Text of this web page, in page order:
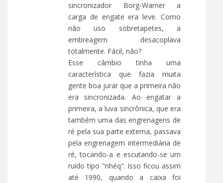
sincronizador Borg-Warner a
carga de engate era leve. Como
não uso sobretapetes, a
embreagem desacoplava
totalmente. Fácil, não?
Esse câmbio tinha uma
característica que fazia muita
gente boa jurar que a primeira não
era sincronizada. Ao engatar a
primeira, a luva sincrônica, que era
também uma das engrenagens de
ré pela sua parte externa, passava
pela engrenagem intermediária de
ré, tocando-a e escutando-se um
ruído tipo "nhéq". Isso ficou assim
até 1990, quando a caixa foi